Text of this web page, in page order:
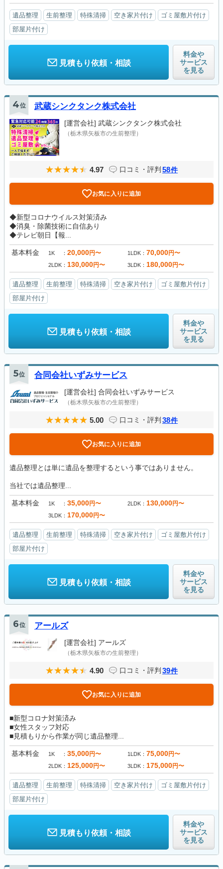
遺品整理 生前整理 特殊清掃 空き家片付け
ゴミ屋敷片付け
部屋片付け
見積もり依頼・相談
料金や
サービス
を見る
4位 武蔵シンクタンク株式会社
[運営会社] 武蔵シンクタンク株式会社
（栃木県矢板市の生前整理）
4.97 口コミ・評判 58件
お気に入りに追加
◆新型コロナウイルス対策済み
◆消臭・除菌技術に自信あり
◆テレビ朝日【報...
基本料金 1K 20,000円〜 1LDK 70,000円〜
2LDK 130,000円〜 3LDK 180,000円〜
遺品整理 生前整理 特殊清掃 空き家片付け
ゴミ屋敷片付け
部屋片付け
見積もり依頼・相談
料金や
サービス
を見る
5位 合同会社いずみサービス
[運営会社] 合同会社いずみサービス
（栃木県矢板市の生前整理）
5.00 口コミ・評判 38件
お気に入りに追加
遺品整理とは単に遺品を整理するという事ではありません。
当社では遺品整理...
基本料金 1K 35,000円〜 2LDK 130,000円〜
3LDK 170,000円〜
遺品整理 生前整理 特殊清掃 空き家片付け
ゴミ屋敷片付け
部屋片付け
見積もり依頼・相談
料金や
サービス
を見る
6位 アールズ
[運営会社] アールズ
（栃木県矢板市の生前整理）
4.90 口コミ・評判 39件
お気に入りに追加
■新型コロナ対策済み
■女性スタッフ対応
■見積もりから作業が同じ遺品整理...
基本料金 1K 35,000円〜 1LDK 75,000円〜
2LDK 125,000円〜 3LDK 175,000円〜
遺品整理 生前整理 特殊清掃 空き家片付け
ゴミ屋敷片付け
部屋片付け
見積もり依頼・相談
料金や
サービス
を見る